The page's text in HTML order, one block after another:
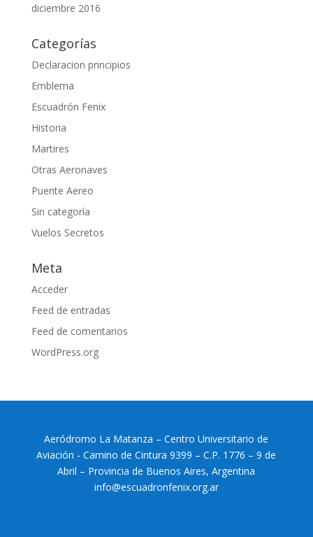
diciembre 2016
Categorías
Declaracion principios
Emblema
Escuadrón Fenix
Historia
Martires
Otras Aeronaves
Puente Aereo
Sin categoría
Vuelos Secretos
Meta
Acceder
Feed de entradas
Feed de comentarios
WordPress.org
Aeródromo La Matanza – Centro Universitario de
Aviación - Camino de Cintura 9399 – C.P. 1776 – 9 de
Abril – Provincia de Buenos Aires, Argentina
info@escuadronfenix.org.ar